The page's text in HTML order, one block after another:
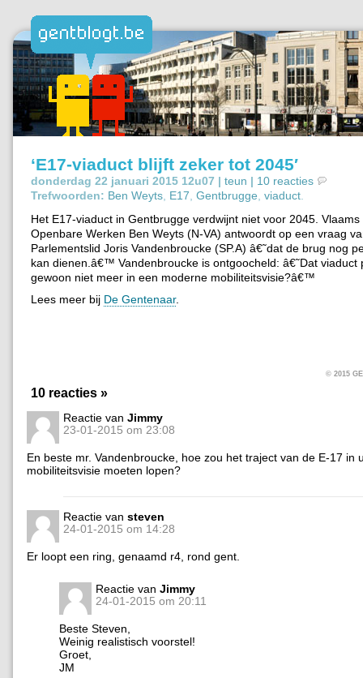
‘E17-viaduct blijft zeker tot 2045′
donderdag 22 januari 2015 12u07 | teun | 10 reacties
Trefwoorden: Ben Weyts E17 Gentbrugge viaduct
Het E17-viaduct in Gentbrugge verdwijnt niet voor 2045.
Openbare Werken Ben Weyts (N-VA) antwoordt op een vraag
Parlementslid Joris Vandenbroucke (SP.A) â€˜dat de brug nog
kan dienen.â€™ Vandenbroucke is ontgoocheld: â€˜Dat viaduct
gewoon niet meer in een moderne mobiliteitsvisie?â€™
Lees meer bij De Gentenaar.
© 2015
10 reacties »
Reactie van Jimmy
23-01-2015 om 23:08
En beste mr. Vandenbroucke, hoe zou het traject van de E-17 in
mobiliteitsvisie moeten lopen?
Reactie van steven
24-01-2015 om 14:28
Er loopt een ring, genaamd r4, rond gent.
Reactie van Jimmy
24-01-2015 om 20:11
Beste Steven,
Weinig realistisch voorstel!
Groet,
JM